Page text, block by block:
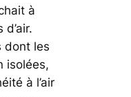
à
dont les
isolées,
à l’air